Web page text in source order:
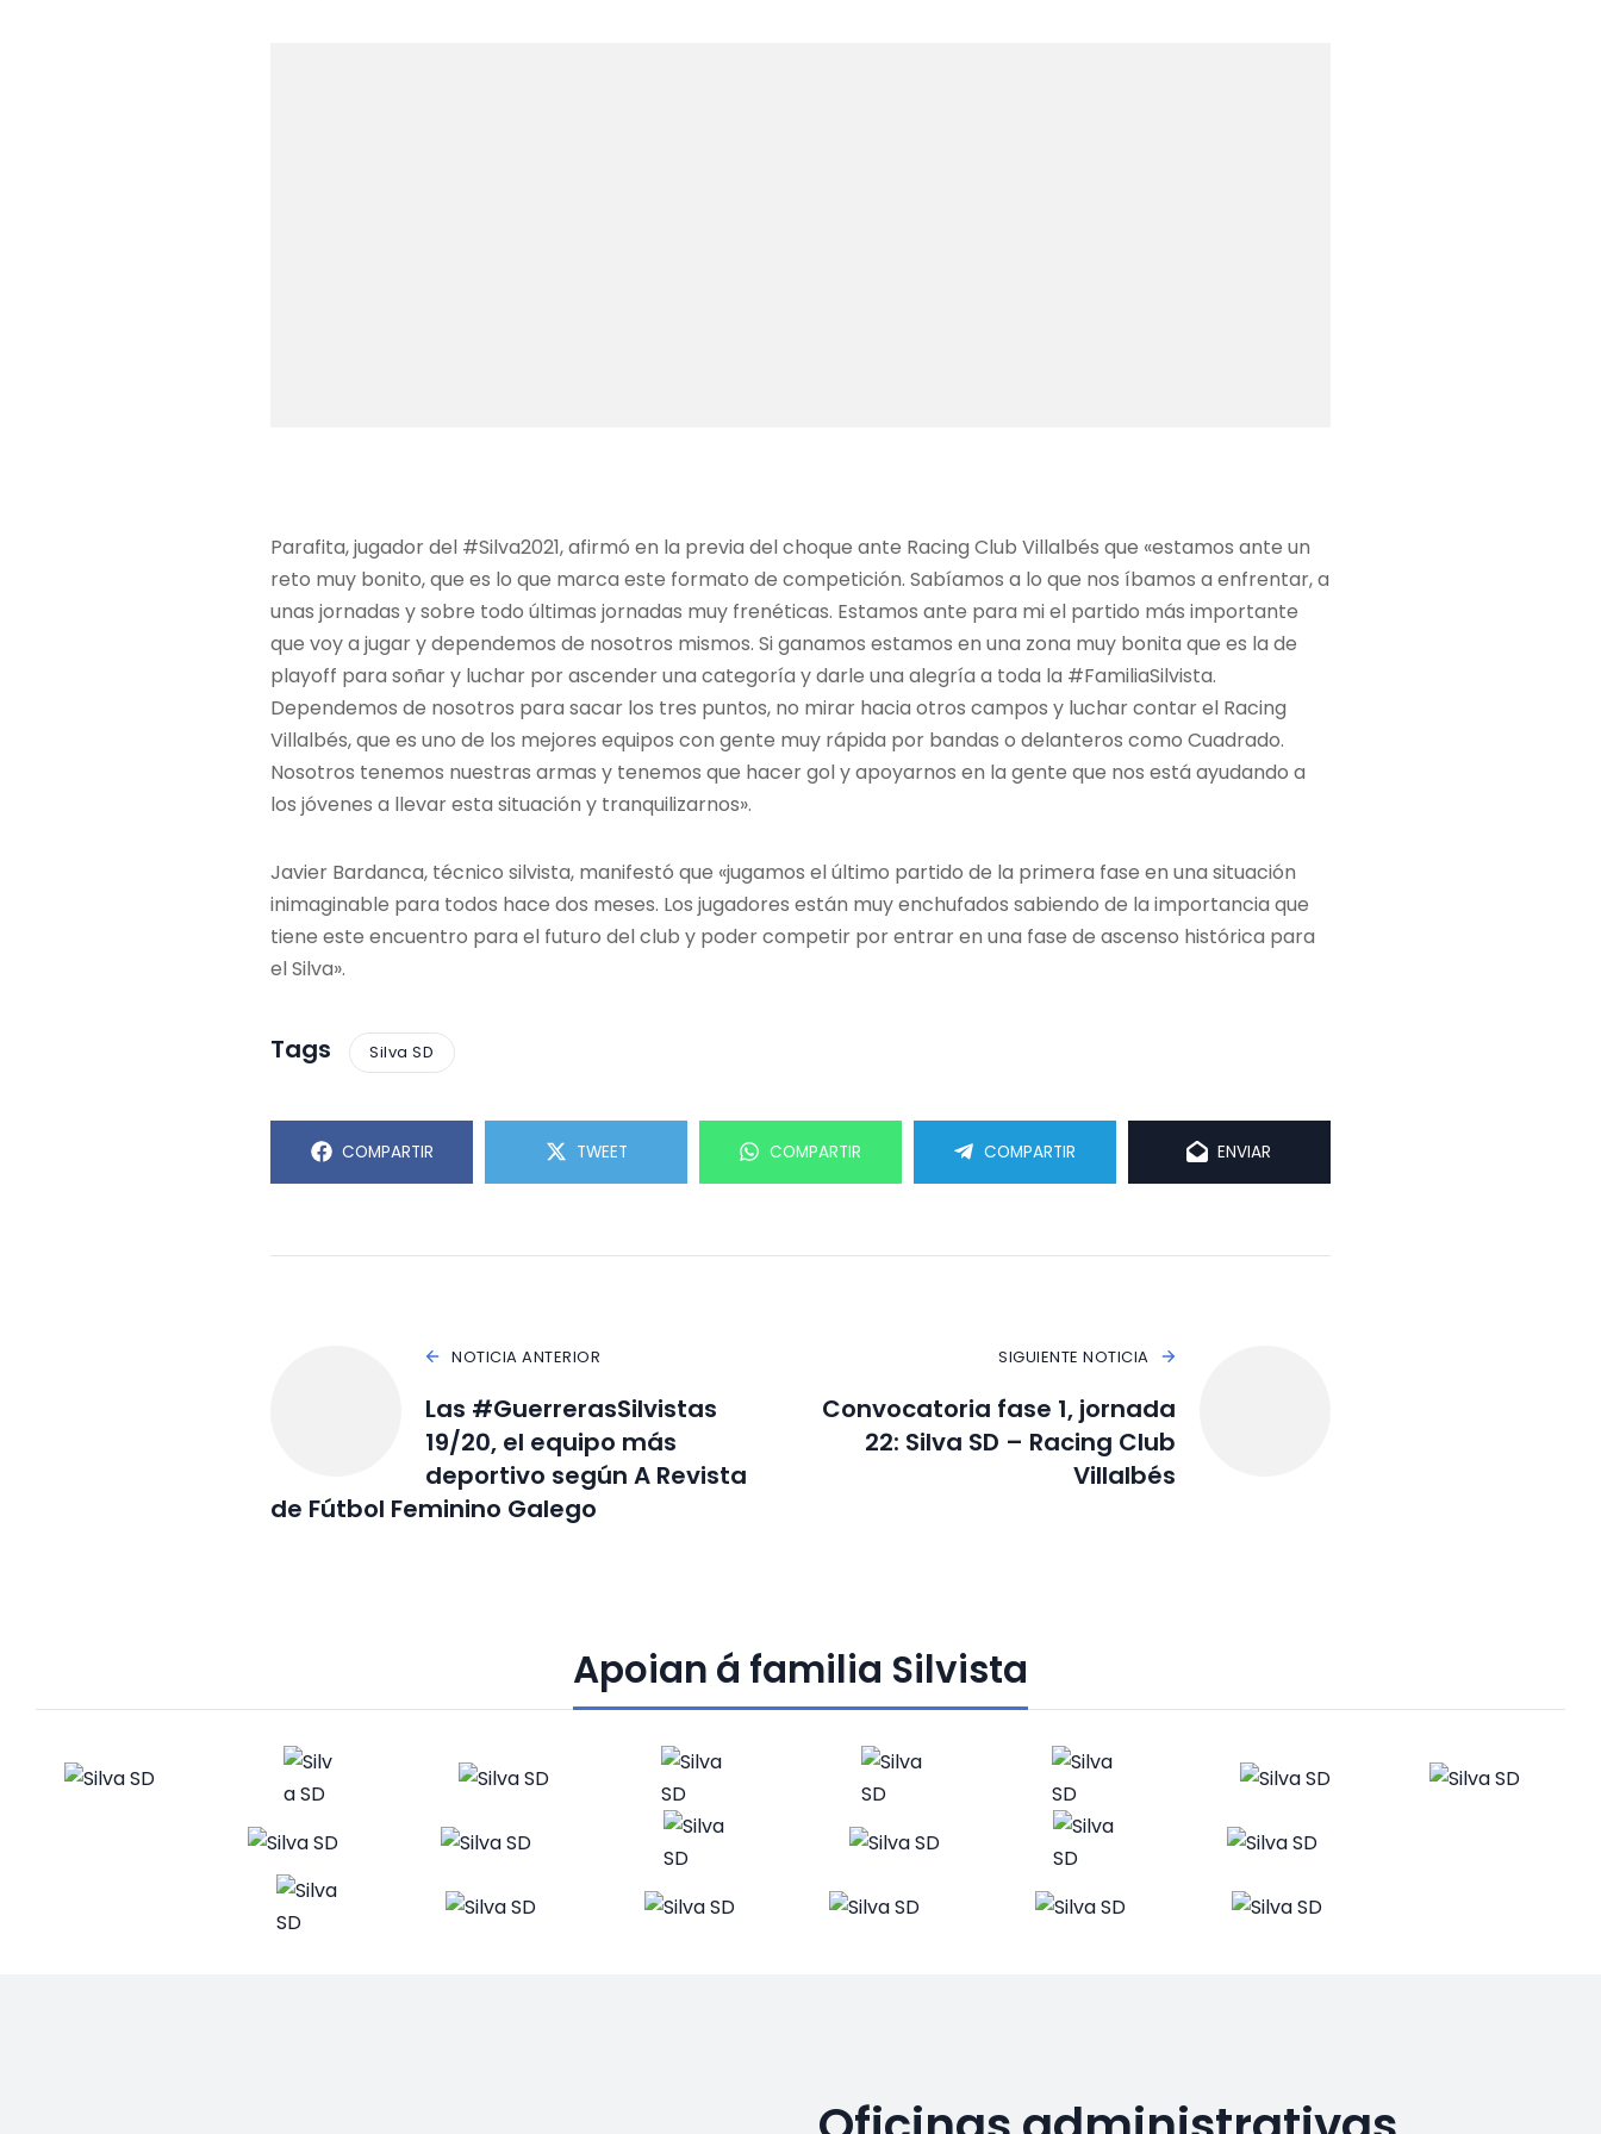
Parafita, jugador del #Silva2021, afirmó en la previa del choque ante Racing Club Villalbés que «estamos ante un
reto muy bonito, que es lo que marca este formato de competición. Sabíamos a lo que nos íbamos a enfrentar, a
unas jornadas y sobre todo últimas jornadas muy frenéticas. Estamos ante para mi el partido más importante
que voy a jugar y dependemos de nosotros mismos. Si ganamos estamos en una zona muy bonita que es la de
playoff para soñar y luchar por ascender una categoría y darle una alegría a toda la #FamiliaSilvista.
Dependemos de nosotros para sacar los tres puntos, no mirar hacia otros campos y luchar contar el Racing
Villalbés, que es uno de los mejores equipos con gente muy rápida por bandas o delanteros como Cuadrado.
Nosotros tenemos nuestras armas y tenemos que hacer gol y apoyarnos en la gente que nos está ayudando a
los jóvenes a llevar esta situación y tranquilizarnos».
Javier Bardanca, técnico silvista, manifestó que «jugamos el último partido de la primera fase en una situación
inimaginable para todos hace dos meses. Los jugadores están muy enchufados sabiendo de la importancia que
tiene este encuentro para el futuro del club y poder competir por entrar en una fase de ascenso histórica para
el Silva».
Tags Silva SD
COMPARTIR TWEET COMPARTIR COMPARTIR ENVIAR
NOTICIA ANTERIOR
Las #GuerrerasSilvistas
19/20, el equipo más
deportivo según A Revista
de Fútbol Feminino Galego
SIGUIENTE NOTICIA
Convocatoria fase 1, jornada
22: Silva SD – Racing Club
Villalbés
Apoian á familia Silvista